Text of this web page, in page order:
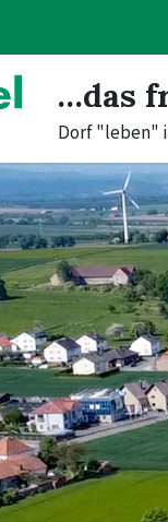
…das
Dorf "leben"